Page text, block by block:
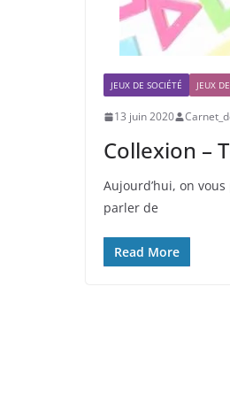
JEUX DE SOCIÉTÉ JEUX
13 juin 2020
Collexion –
Aujourd’hui, on
parler de
Read More